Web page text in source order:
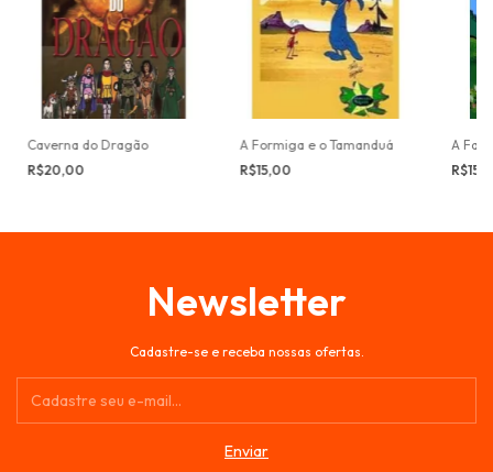
Caverna do Dragão
R$20,00
A Formiga e o Tamanduá
R$15,00
A
Newsletter
Cadastre-se e receba nossas ofertas.